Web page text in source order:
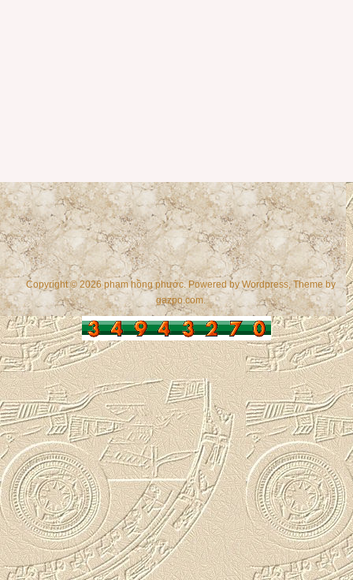
Copyright © 2026 phạm hồng phước. Powered byWordpress, Theme by
gazpo.com.